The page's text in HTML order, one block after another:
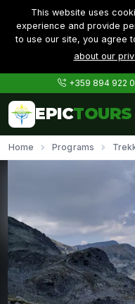
This website uses
experience and provide
to use our site, you agree
about our
+359 894 922
EPICTOURS
Home Programs